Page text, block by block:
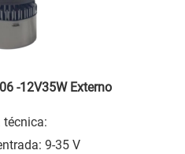
-12V35W Externo
técnica:
9-35 V